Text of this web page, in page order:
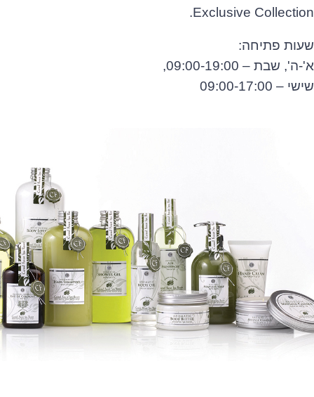
Exclusive Collection.
שעות פתיחה:
א'-ה', שבת – 09:00-19:00,
שישי – 09:00-17:00